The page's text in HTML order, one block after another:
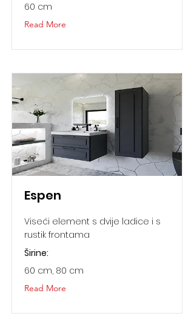
60 cm
Read More
Espen
Viseći element s dvije ladice i s
rustik frontama
Širine:
60 cm, 80 cm
Read More